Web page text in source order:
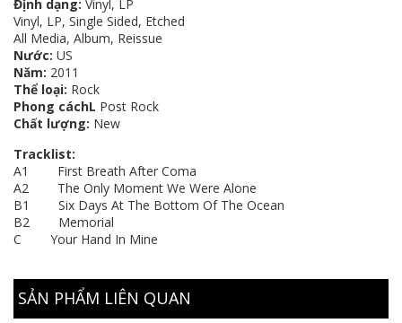
Định dạng: Vinyl, LP
Vinyl, LP, Single Sided, Etched
All Media, Album, Reissue
Nước: US
Năm: 2011
Thể loại: Rock
Phong cáchL Post Rock
Chất lượng: New
Tracklist:
A1 First Breath After Coma
A2 The Only Moment We Were Alone
B1 Six Days At The Bottom Of The Ocean
B2 Memorial
C Your Hand In Mine
SẢN PHẨM LIÊN QUAN